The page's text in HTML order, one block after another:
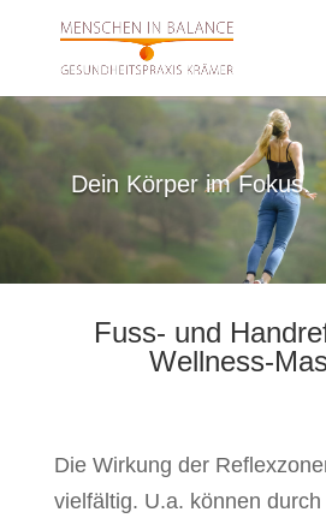
Dein Körper im Fokus.
Fuss- und
Wellness-
Die Wirkung der
vielfältig. U.a. können